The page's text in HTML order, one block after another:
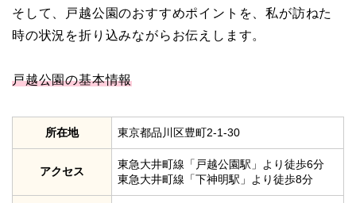
そして、戸越公園のおすすめポイントを、私が訪ねた
時の状況を折り込みながらお伝えします。
戸越公園の基本情報
所在地 東京都品川区豊町2-1-30
アクセス
東急大井町線「戸越公園駅」より徒歩6分
東急大井町線「下神明駅」より徒歩8分